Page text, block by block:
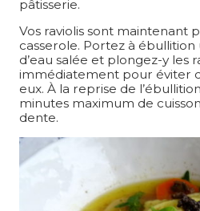
pâtisserie.
Vos raviolis sont maintenant
casserole. Portez à
d’eau salée et plongez-y les
immédiatement pour éviter
eux. À la reprise de
minutes maximum de
dente.